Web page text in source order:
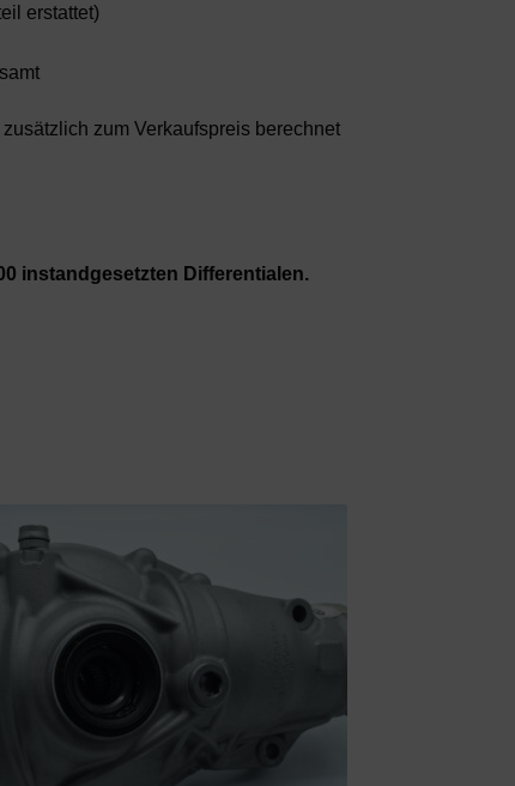
erstattet)
zum Verkaufspreis berechnet
instandgesetzten Differentialen.